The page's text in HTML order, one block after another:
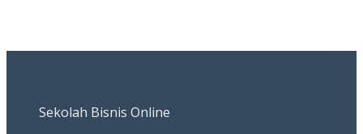
Sekolah Bisnis Online